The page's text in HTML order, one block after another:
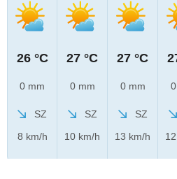
26 °C
0 mm
SZ
8 km/h
27 °C
0 mm
SZ
10 km/h
27 °C
0 mm
SZ
13 km/h